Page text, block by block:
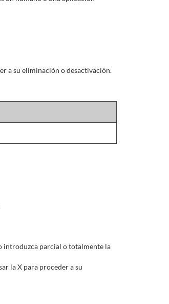
a su eliminación o desactivación.
introduzca parcial o totalmente la
la X para proceder a su